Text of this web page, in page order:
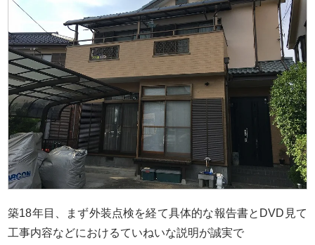
築18年目、まず外装点検を経て具体的な報告書とDVD見て
工事内容などにおけるていねいな説明が誠実で